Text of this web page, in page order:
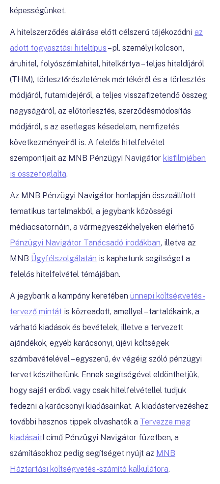
képességünket.
A hitelszerződés aláírása előtt célszerű tájékozódni az
adott fogyasztási hiteltípus – pl. személyi kölcsön,
áruhitel, folyószámlahitel, hitelkártya – teljes hiteldíjáról
(THM), törlesztőrészletének mértékéről és a törlesztés
módjáról, futamidejéről, a teljes visszafizetendő összeg
nagyságáról, az előtörlesztés, szerződésmódosítás
módjáról, s az esetleges késedelem, nemfizetés
következményeiről is. A felelős hitelfelvétel
szempontjait az MNB Pénzügyi Navigátor kisfilmjében
is összefoglalta.
Az MNB Pénzügyi Navigátor honlapján összeállított
tematikus tartalmakból, a jegybank közösségi
médiacsatornáin, a vármegyeszékhelyeken elérhető
Pénzügyi Navigátor Tanácsadó irodákban, illetve az
MNB Ügyfélszolgálatán is kaphatunk segítséget a
felelős hitelfelvétel témájában.
A jegybank a kampány keretében ünnepi költségvetés-
tervező mintát is közreadott, amellyel – tartalékaink, a
várható kiadások és bevételek, illetve a tervezett
ajándékok, egyéb karácsonyi, újévi költségek
számbavételével – egyszerű, év végéig szóló pénzügyi
tervet készíthetünk. Ennek segítségével eldönthetjük,
hogy saját erőből vagy csak hitelfelvétellel tudjuk
fedezni a karácsonyi kiadásainkat. A kiadástervezéshez
további hasznos tippek olvashatók a Tervezze meg
kiadásait! című Pénzügyi Navigátor füzetben, a
számításokhoz pedig segítséget nyújt az MNB
Háztartási költségvetés-számító kalkulátora.